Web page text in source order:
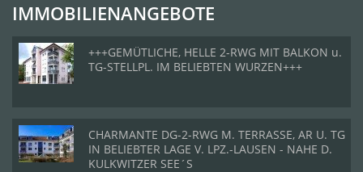
IMMOBILIENANGEBOTE
+++GEMÜTLICHE, HELLE 2-RWG MIT BALKON u.
TG-STELLPL. IM BELIEBTEN WURZEN+++
CHARMANTE DG-2-RWG M. TERRASSE, AR U. TG
IN BELIEBTER LAGE V. LPZ.-LAUSEN - NAHE D.
KULKWITZER SEE´S